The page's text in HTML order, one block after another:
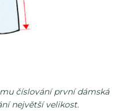
číslování první dámská
největší velikost.